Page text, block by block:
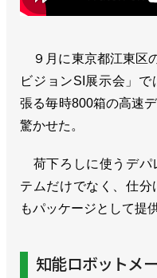
９月に東京都江東区
ビジョンSI展示会」
張る毎時800箱の高速
驚かせた。
荷下ろしに使うデパ
テムだけでなく、仕
もパッケージとして提
知能ロボットメ